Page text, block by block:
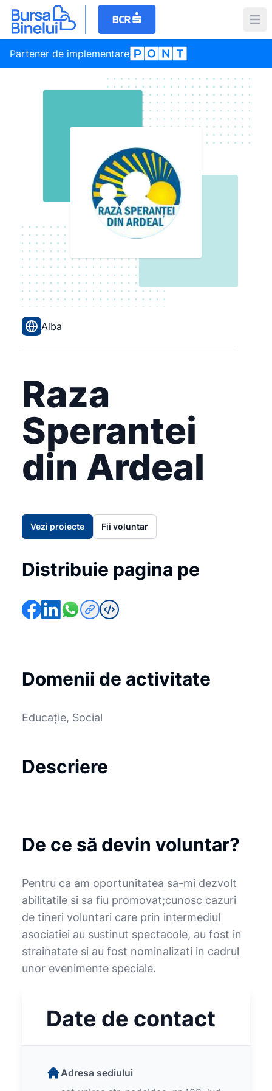
Partener de implementare
Alba
Raza
Sperantei
din Ardeal
Vezi proiecte Fii voluntar
Distribuie pagina pe
Domenii de activitate
Educație, Social
Descriere
De ce să devin voluntar?
Pentru ca am oportunitatea sa-mi dezvolt
abilitatile si sa fiu promovat;cunosc cazuri
de tineri voluntari care prin intermediul
asociatiei au sustinut spectacole, au fost in
strainatate si au fost nominalizati in cadrul
unor evenimente speciale.
Date de contact
Adresa sediului